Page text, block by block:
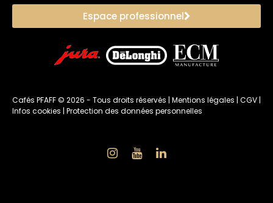
Espace professionnel
Cafés PFAFF © 2026 - Tous droits réservés | Mentions légales | CGV |
Infos cookies | Protection des données personnelles